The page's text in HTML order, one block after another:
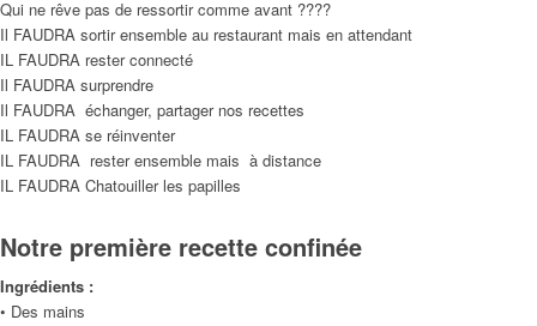
Qui ne rêve pas de ressortir comme avant ????
Il FAUDRA sortir ensemble au restaurant mais en attendant
IL FAUDRA rester connecté
Il FAUDRA surprendre
Il FAUDRA échanger, partager nos recettes
IL FAUDRA se réinventer
IL FAUDRA rester ensemble mais à distance
IL FAUDRA Chatouiller les papilles
Notre première recette confinée
Ingrédients :
• Des mains